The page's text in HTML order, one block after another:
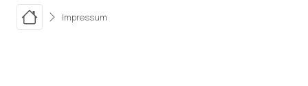
Impressum